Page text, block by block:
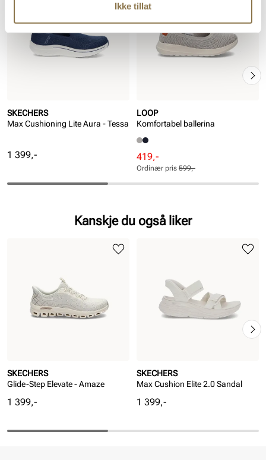
Ikke tillat
SKECHERS
Max Cushioning Lite Aura - Tessa
Pris
1 399,-
LOOP
Komfortabel ballerina
Rabattert
pris
Pris
419,-
Ordinær
pris
Pris
Ordinær pris 599,-
Kanskje du også liker
SKECHERS
Glide-Step Elevate - Amaze
Pris
1 399,-
SKECHERS
Max Cushion Elite 2.0 Sandal
Pris
1 399,-